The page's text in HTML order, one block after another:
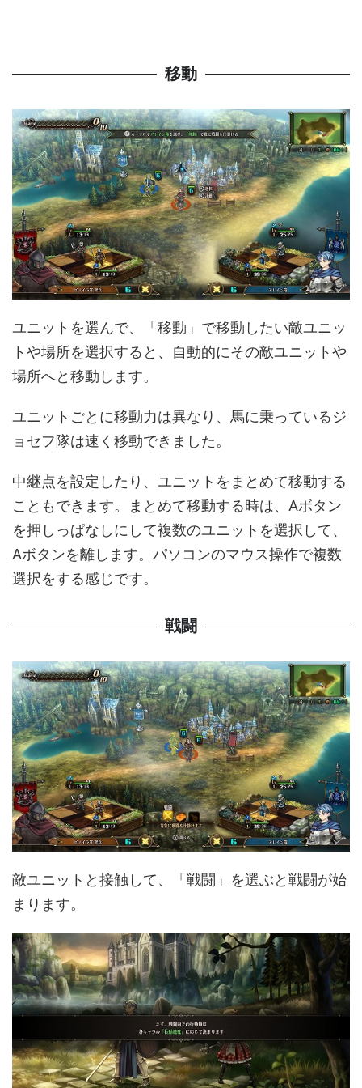
移動
ユニットを選んで、「移動」で移動したい敵ユニッ
トや場所を選択すると、自動的にその敵ユニットや
場所へと移動します。
ユニットごとに移動力は異なり、馬に乗っているジ
ョセフ隊は速く移動できました。
中継点を設定したり、ユニットをまとめて移動する
こともできます。まとめて移動する時は、Aボタン
を押しっぱなしにして複数のユニットを選択して、
Aボタンを離します。パソコンのマウス操作で複数
選択をする感じです。
戦闘
敵ユニットと接触して、「戦闘」を選ぶと戦闘が始
まります。